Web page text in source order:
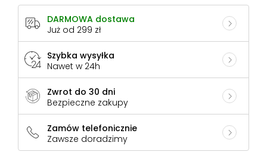
DARMOWA dostawa
Już od 299 zł
Szybka wysyłka
Nawet w 24h
Zwrot do 30 dni
Bezpieczne zakupy
Zamów telefonicznie
Zawsze doradzimy